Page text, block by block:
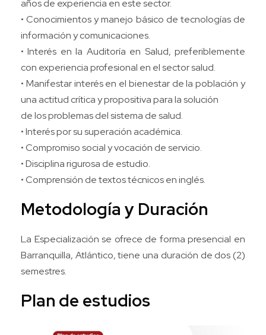
años de experiencia en este sector.
• Conocimientos y manejo básico de tecnologías de
información y comunicaciones.
• Interés en la Auditoría en Salud, preferiblemente
con experiencia profesional en el sector salud.
• Manifestar interés en el bienestar de la población y
una actitud crítica y propositiva para la solución
de los problemas del sistema de salud.
• Interés por su superación académica.
• Compromiso social y vocación de servicio.
• Disciplina rigurosa de estudio.
• Comprensión de textos técnicos en inglés.
Metodología y Duración
La Especialización se ofrece de forma presencial en
Barranquilla, Atlántico, tiene una duración de dos (2)
semestres.
Plan de estudios